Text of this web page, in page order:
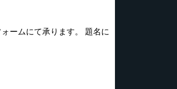
ームにて承ります。 題名に